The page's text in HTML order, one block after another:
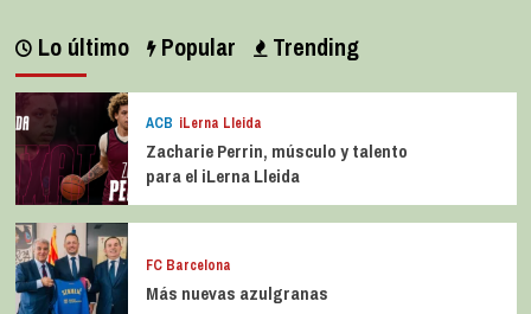
Lo último Popular Trending
ACB iLerna Lleida
Zacharie Perrin, músculo y talento
para el iLerna Lleida
FC Barcelona
Más nuevas azulgranas